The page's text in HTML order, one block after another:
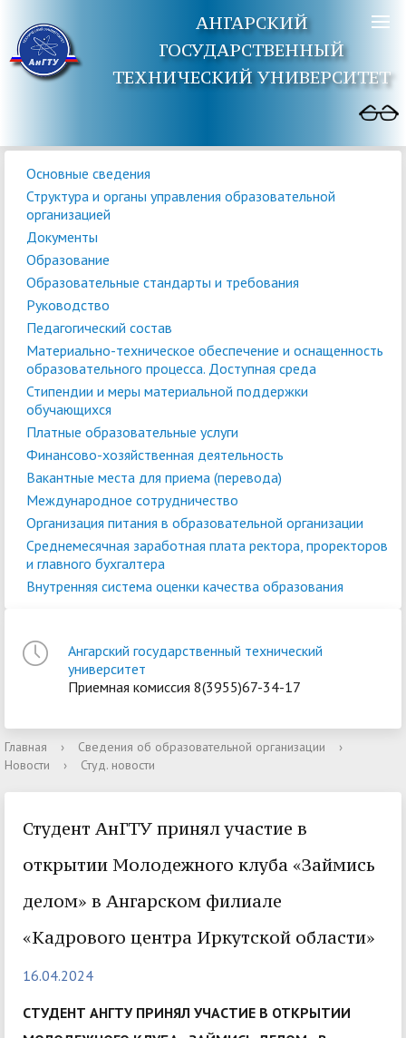
АНГАРСКИЙ
ГОСУДАРСТВЕННЫЙ
ТЕХНИЧЕСКИЙ УНИВЕРСИТЕТ
Основные сведения
Структура и органы управления образовательной
организацией
Документы
Образование
Образовательные стандарты и требования
Руководство
Педагогический состав
Материально-техническое обеспечение и оснащенность
образовательного процесса. Доступная среда
Стипендии и меры материальной поддержки
обучающихся
Платные образовательные услуги
Финансово-хозяйственная деятельность
Вакантные места для приема (перевода)
Международное сотрудничество
Организация питания в образовательной организации
Среднемесячная заработная плата ректора, проректоров
и главного бухгалтера
Внутренняя система оценки качества образования
Ангарский государственный технический
университет
Приемная комиссия 8(3955)67-34-17
Главная › Сведения об образовательной организации
›
Новости
› Студ. новости
Студент АнГТУ принял участие в
открытии Молодежного клуба «Займись
делом» в Ангарском филиале
«Кадрового центра Иркутской области»
16.04.2024
СТУДЕНТ АНГТУ ПРИНЯЛ УЧАСТИЕ В ОТКРЫТИИ